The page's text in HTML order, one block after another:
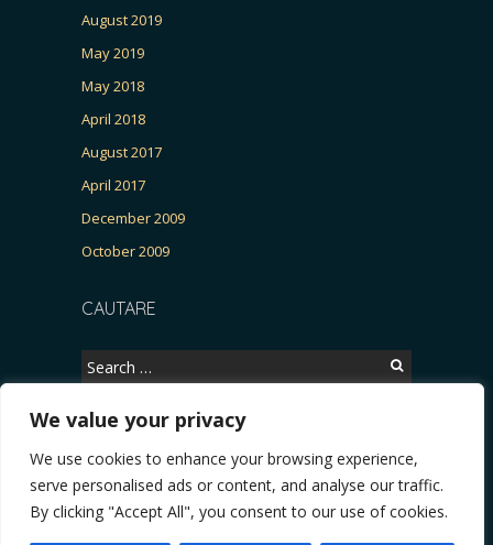
We value your privacy
We use cookies to enhance your browsing experience,
serve personalised ads or content, and analyse our traffic.
By clicking "Accept All", you consent to our use of cookies.
August 2019
May 2019
May 2018
April 2018
August 2017
April 2017
December 2009
October 2009
CAUTARE
Search
for:
Copyright © 2026, CERTITUDINEA.
Patria, parlamentarele și presa
* VIDEO. Viata lui Eminescu (Necenzurat).